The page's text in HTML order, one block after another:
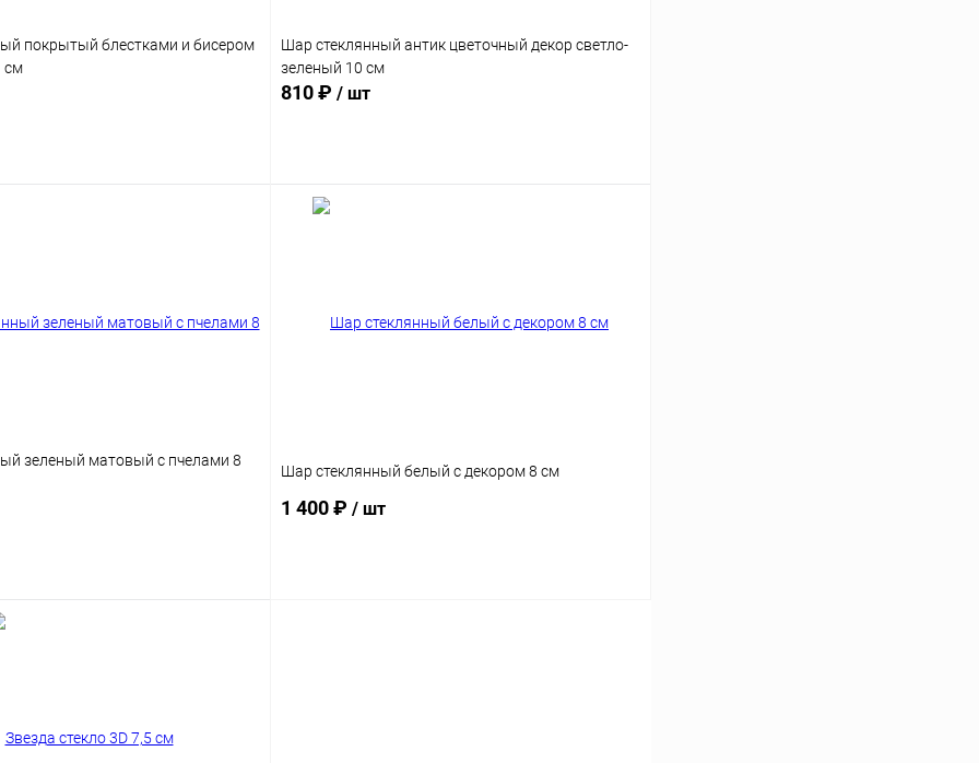
покрытый блестками и бисером
см
Подписаться
Шар стеклянный антик цветочный декор светло-
зеленый 10 см
810 ₽ / шт
Подписаться
зеленый матовый с пчелами 8
Подписаться
Шар стеклянный белый с декором 8 см
1 400 ₽ / шт